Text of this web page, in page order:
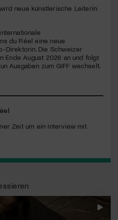
neue künstlerische Leiterin
du Réel eine neue
Direktorin. Die Schweizer
Ende August 2026 an und folgt
Ausgaben zum GIFF wechselt.
Zeit um ein Interview mit